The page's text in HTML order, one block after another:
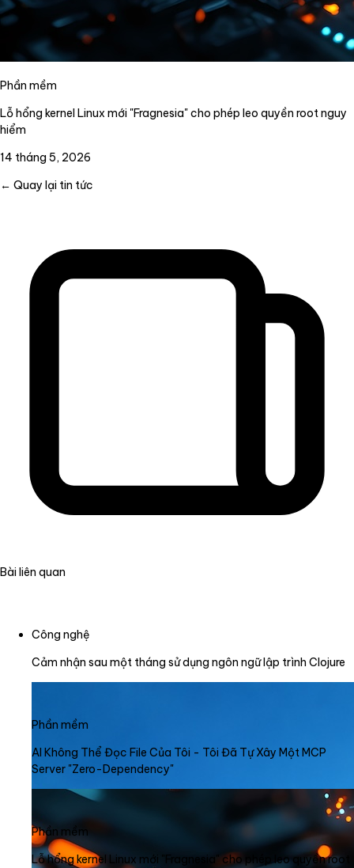
Phần mềm
Lỗ hổng kernel Linux mới "Fragnesia" cho phép leo quyền root nguy
hiểm
14 tháng 5, 2026
← Quay lại tin tức
Bài liên quan
Công nghệ
Cảm nhận sau một tháng sử dụng ngôn ngữ lập trình Clojure
Phần mềm
AI Không Thể Đọc File Của Tôi - Tôi Đã Tự Xây Một MCP
Server "Zero-Dependency"
Phần mềm
Lỗ hổng kernel Linux mới "Fragnesia" cho phép leo quyền root